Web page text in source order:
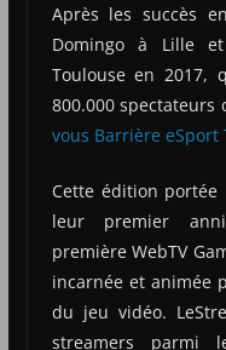
Après les succès
Domingo à Lille
Toulouse en
800.000 spectateurs
vous Barrière eSport
Cette édition portée
leur premier
première WebTV
incarnée et animée
du jeu vidéo.
streamers parmi